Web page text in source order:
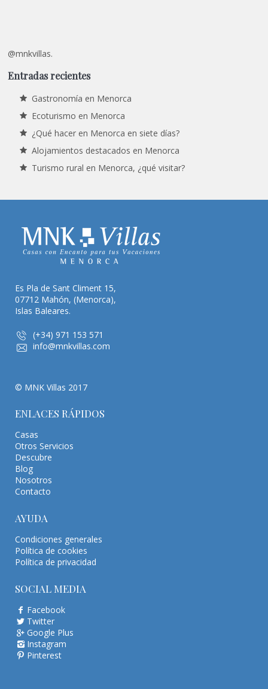
@mnkvillas.
Entradas recientes
Gastronomía en Menorca
Ecoturismo en Menorca
¿Qué hacer en Menorca en siete días?
Alojamientos destacados en Menorca
Turismo rural en Menorca, ¿qué visitar?
Es Pla de Sant Climent 15,
07712 Mahón, (Menorca),
Islas Baleares.
(+34) 971 153 571
info@mnkvillas.com
© MNK Villas 2017
ENLACES RÁPIDOS
Casas
Otros Servicios
Descubre
Blog
Nosotros
Contacto
AYUDA
Condiciones generales
Política de cookies
Política de privacidad
SOCIAL MEDIA
Facebook
Twitter
Google Plus
Instagram
Pinterest